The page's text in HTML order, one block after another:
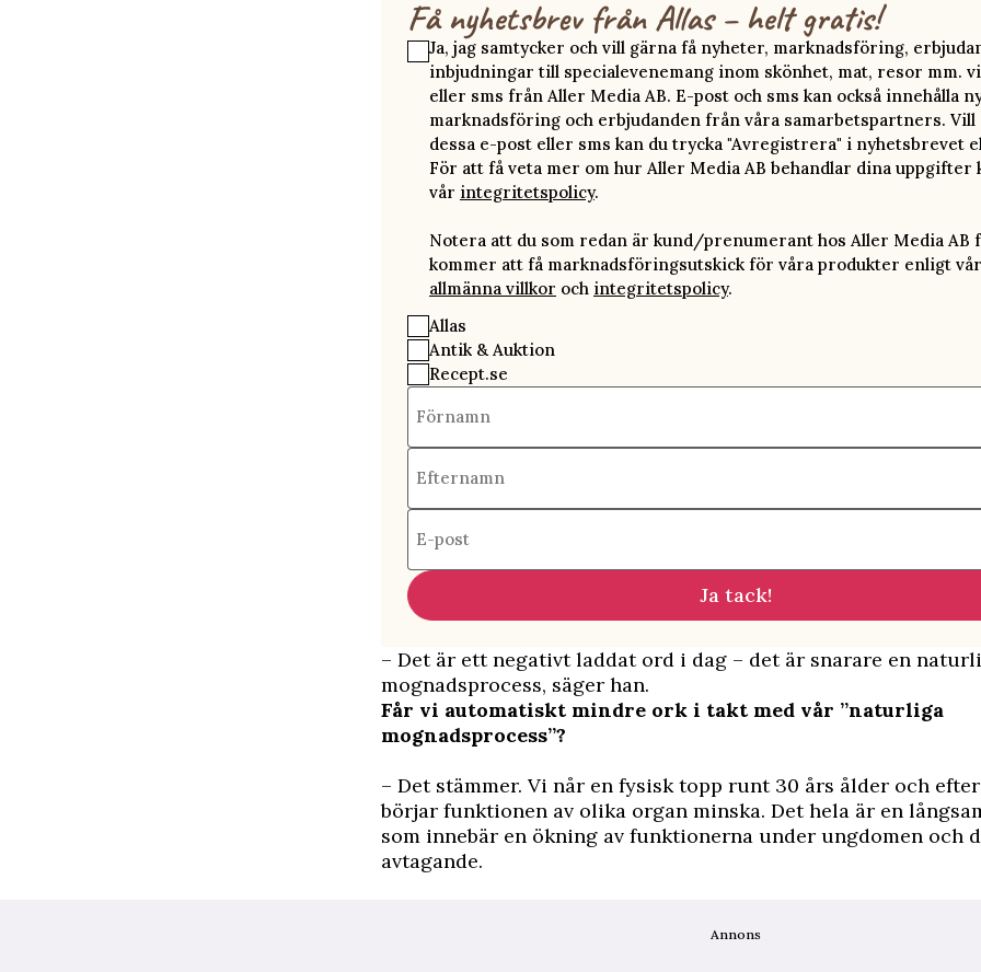
Få nyhetsbrev från Allas – helt gratis!
Ja, jag samtycker och vill gärna få nyheter, marknadsföring,
inbjudningar till specialevenemang inom skönhet, mat, resor mm.
eller sms från Aller Media AB. E-post och sms kan också innehålla
marknadsföring och erbjudanden från våra samarbetspartners. Vill
dessa e-post eller sms kan du trycka "Avregistrera" i nyhetsbrevet
För att få veta mer om hur Aller Media AB behandlar dina uppgifter
vår integritetspolicy.
Notera att du som redan är kund/prenumerant hos Aller Media AB
kommer att få marknadsföringsutskick för våra produkter enligt
allmänna villkor och integritetspolicy.
Allas
Antik & Auktion
Recept.se
Förnamn
Efternamn
E-post
Ja tack!
– Det är ett negativt laddat ord i dag – det är snarare en
mognadsprocess, säger han.
Får vi automatiskt mindre ork i takt med vår ”naturliga
mognadsprocess”?
– Det stämmer. Vi når en fysisk topp runt 30 års ålder och
börjar funktionen av olika organ minska. Det hela är en
som innebär en ökning av funktionerna under ungdomen och
avtagande.
Annons